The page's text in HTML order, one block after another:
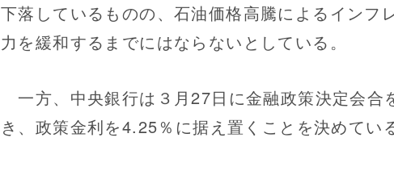
下落しているものの、石油価格高騰によるインフ
力を緩和するまでにはならないとしている。
一方、中央銀行は３月27日に金融政策決定会合
き、政策金利を4.25％に据え置くことを決めている